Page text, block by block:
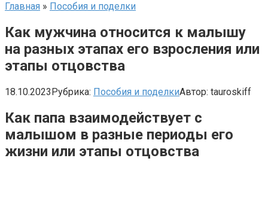
Главная » Пособия и поделки
Как мужчина относится к малышу
на разных этапах его взросления или
этапы отцовства
18.10.2023Рубрика: Пособия и поделкиАвтор: tauroskiff
Как папа взаимодействует с
малышом в разные периоды его
жизни или этапы отцовства